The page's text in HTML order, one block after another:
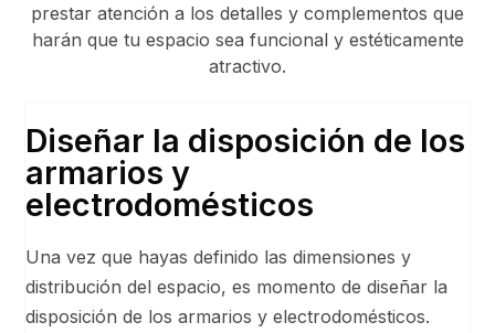
prestar atención a los detalles y complementos que
harán que tu espacio sea funcional y estéticamente
atractivo.
Diseñar la disposición de los
armarios y
electrodomésticos
Una vez que hayas definido las dimensiones y
distribución del espacio, es momento de diseñar la
disposición de los armarios y electrodomésticos.